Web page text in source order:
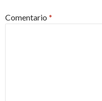
Comentario *